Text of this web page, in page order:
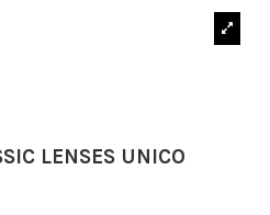
LENSES UNICO